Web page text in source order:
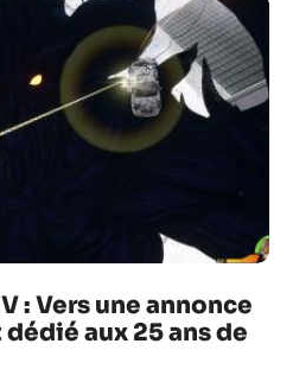
: Vers une annonce
aux 25 ans de